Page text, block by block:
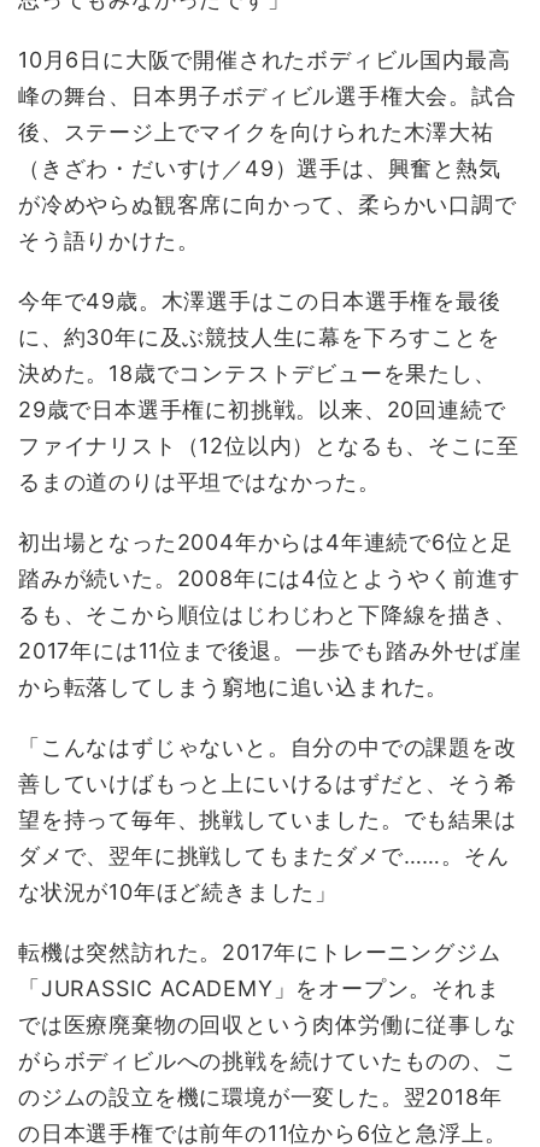
10月6日に大阪で開催されたボディビル国内最高
峰の舞台、日本男子ボディビル選手権大会。試合
後、ステージ上でマイクを向けられた木澤大祐
（きざわ・だいすけ／49）選手は、興奮と熱気
が冷めやらぬ観客席に向かって、柔らかい口調で
そう語りかけた。
今年で49歳。木澤選手はこの日本選手権を最後
に、約30年に及ぶ競技人生に幕を下ろすことを
決めた。18歳でコンテストデビューを果たし、
29歳で日本選手権に初挑戦。以来、20回連続で
ファイナリスト（12位以内）となるも、そこに至
るまの道のりは平坦ではなかった。
初出場となった2004年からは4年連続で6位と足
踏みが続いた。2008年には4位とようやく前進す
るも、そこから順位はじわじわと下降線を描き、
2017年には11位まで後退。一歩でも踏み外せば崖
から転落してしまう窮地に追い込まれた。
「こんなはずじゃないと。自分の中での課題を改
善していけばもっと上にいけるはずだと、そう希
望を持って毎年、挑戦していました。でも結果は
ダメで、翌年に挑戦してもまたダメで……。そん
な状況が10年ほど続きました」
転機は突然訪れた。2017年にトレーニングジム
「JURASSIC ACADEMY」をオープン。それま
では医療廃棄物の回収という肉体労働に従事しな
がらボディビルへの挑戦を続けていたものの、こ
のジムの設立を機に環境が一変した。翌2018年
の日本選手権では前年の11位から6位と急浮上。